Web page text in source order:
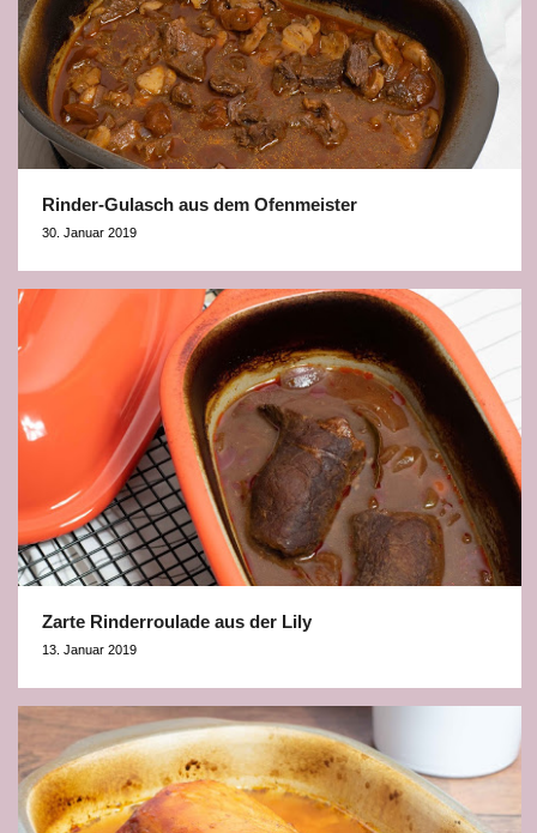
Rinder-Gulasch aus dem Ofenmeister
30. Januar 2019
Zarte Rinderroulade aus der Lily
13. Januar 2019